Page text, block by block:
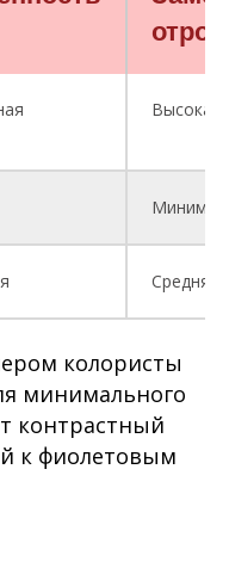
Высокая
Средняя
колористы
минимального
контрастный
к фиолетовым